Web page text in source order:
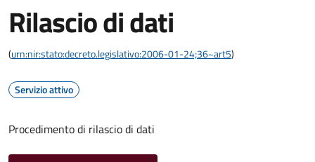
Rilascio di dati
(urn:nir:stato:decreto.legislativo:2006-01-24;36~art5)
Servizio attivo
Procedimento di rilascio di dati